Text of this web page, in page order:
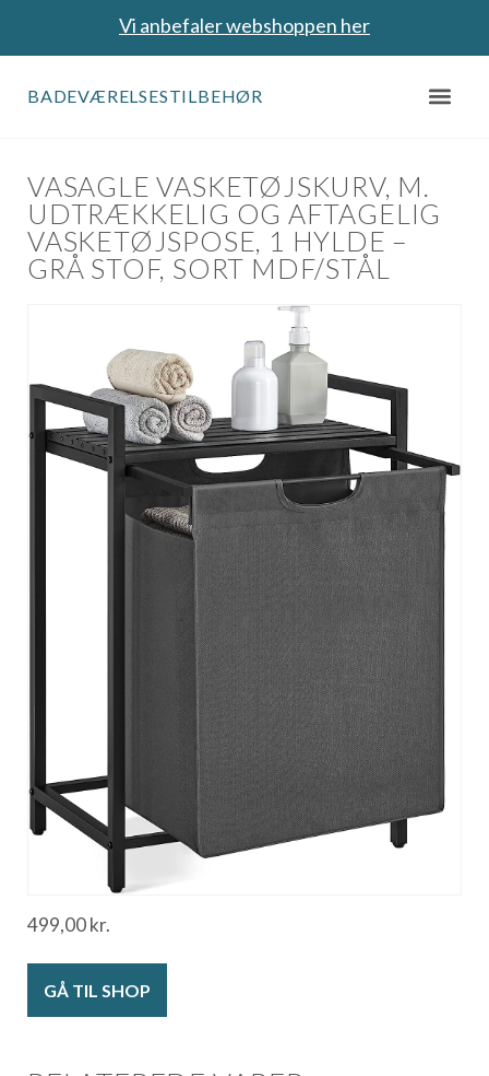
Vi anbefaler webshoppen her
BADEVÆRELSESTILBEHØR
VASAGLE VASKETØJSKURV, M.
UDTRÆKKELIG OG AFTAGELIG
VASKETØJSPOSE, 1 HYLDE –
GRÅ STOF, SORT MDF/STÅL
499,00kr.
GÅ TIL SHOP